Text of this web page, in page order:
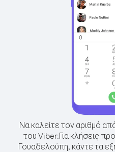
Να καλείτε τον αριθμό
του Viber.Για κλήσεις
Γουαδελούπη, κάντε τα